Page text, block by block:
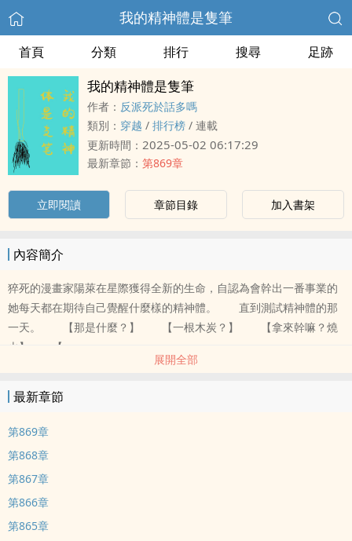
我的精神體是隻筆
首頁 分類 排行 搜尋 足跡
我的精神體是隻筆
作者： 反派死於話多嗎
類別： 穿越 / 排行榜 / 連載
更新時間： 2025-05-02 06:17:29
最新章節： 第869章
立即閱讀 章節目錄 加入書架
內容簡介
猝死的漫畫家陽萊在星際獲得全新的生命，自認為會幹出一番事業的
她每天都在期待自己覺醒什麼樣的精神體。 直到測試精神體的那
一天。 【那是什麼？】 【一根木炭？】 【拿來幹嘛？燒
火】 【……
展開全部
最新章節
第869章
第868章
第867章
第866章
第865章